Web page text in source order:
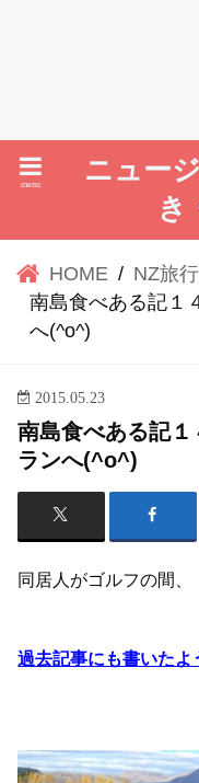
ニュー
き
menu
HOME NZ旅行
南島食べある記１
へ(^o^)
2015.05.23
南島食べある記
ランへ(^o^)
同居人がゴルフの間、
過去記事にも書いたよ